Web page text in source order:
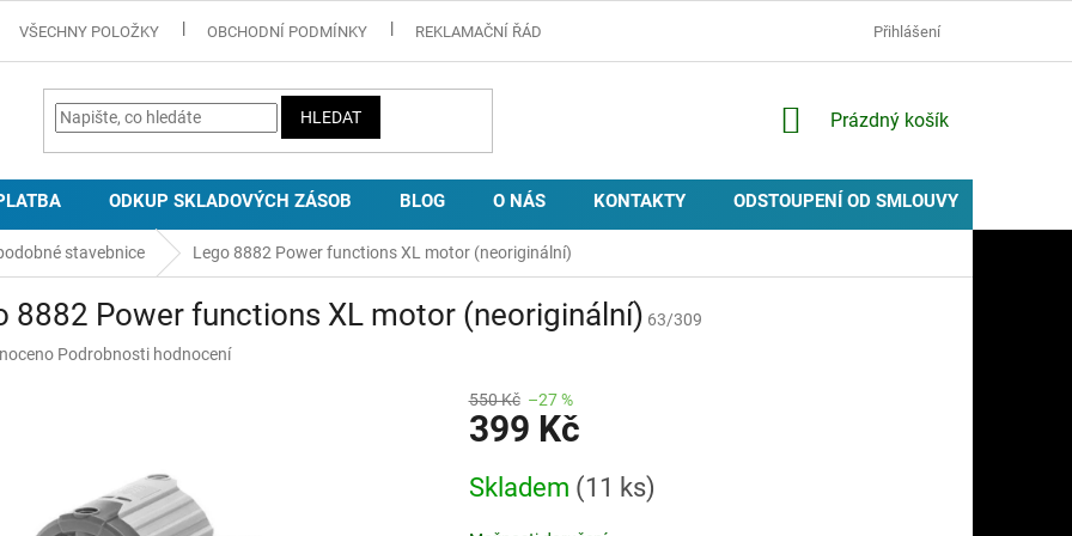
VŠECHNY POLOŽKY OBCHODNÍ PODMÍNKY REKLAMAČNÍ ŘÁD ZÁSADY POUŽÍVÁNÍ COOKIES
Přihlášení
HLEDAT
NÁKUPNÍ
Prázdný košík
ODKUP SKLADOVÝCH ZÁSOB BLOG O NÁS KONTAKTY ODSTOUPENÍ OD SMLOUVY
stavebnice Lego 8882 Power functions XL motor (neoriginální)
8882 Power functions XL motor (neoriginální) 63/309
Podrobnosti hodnocení
550 Kč –27 %
399 Kč
cena:
Skladem (11 ks)